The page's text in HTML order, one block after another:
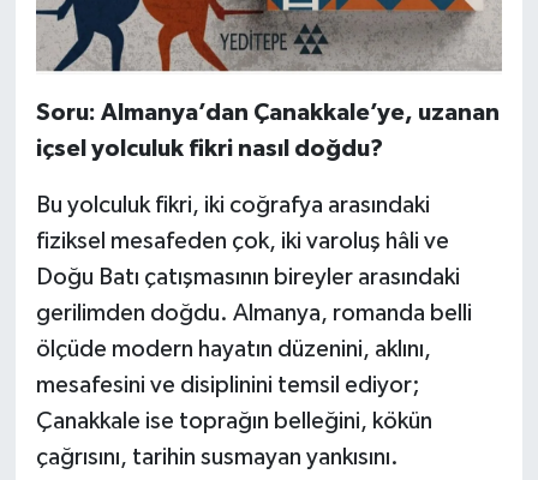
Soru: Almanya’dan Çanakkale’ye, uzanan
içsel yolculuk fikri nasıl doğdu?
Bu yolculuk fikri, iki coğrafya arasındaki
fiziksel mesafeden çok, iki varoluş hâli ve
Doğu Batı çatışmasının bireyler arasındaki
gerilimden doğdu. Almanya, romanda belli
ölçüde modern hayatın düzenini, aklını,
mesafesini ve disiplinini temsil ediyor;
Çanakkale ise toprağın belleğini, kökün
çağrısını, tarihin susmayan yankısını.